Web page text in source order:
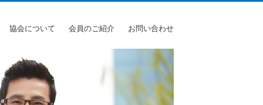
協会について 会員のご紹介 お問い合わせ